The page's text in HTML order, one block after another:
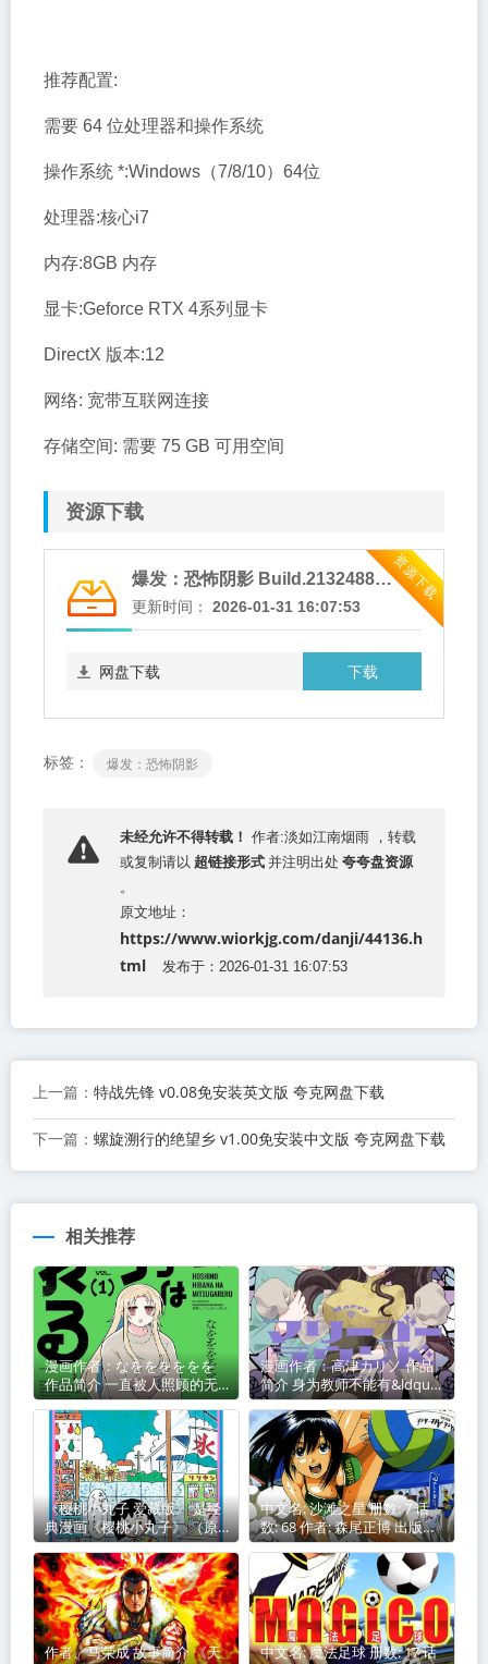
推荐配置:
需要 64 位处理器和操作系统
操作系统 *:Windows（7/8/10）64位
处理器:核心i7
内存:8GB 内存
显卡:Geforce RTX 4系列显卡
DirectX 版本:12
网络: 宽带互联网连接
存储空间: 需要 75 GB 可用空间
资源下载
资源下载
爆发：恐怖阴影 Build.21324882免安装中文版 夸克网盘下载
更新时间： 2026-01-31 16:07:53
下载
网盘下载
标签： 爆发：恐怖阴影
未经允许不得转载！ 作者:淡如江南烟雨 ，转载
或复制请以 超链接形式 并注明出处 夸夸盘资源
。
原文地址：
https://www.wiorkjg.com/danji/44136.h
tml
发布于：2026-01-31 16:07:53
上一篇： 特战先锋 v0.08免安装英文版 夸克网盘下载
下一篇： 螺旋溯行的绝望乡 v1.00免安装中文版 夸克网盘下载
相关推荐
漫画作者：なをををををを
作品简介 一直被人照顾的无
业游民星野
漫画作者：高津カリノ 作品
简介 身为教师不能有&ldquo;
教不了的
《樱桃小丸子 爱藏版》 是经
典漫画《樱桃小丸子》 （原
作：樱桃子）的精选典藏版，
台湾东立出版社于 2019年 出
版发行 最后编辑由 无
中文名: 沙滩之星 册数: 7 话
数: 68 作者: 森尾正博 出版社:
小学館 连载杂志: 週刊ヤング
サンデー→スピリッツ増刊
YSスペ
作者、马荣成 故事简介 《天
中文名: 魔法足球 册数: 17 话